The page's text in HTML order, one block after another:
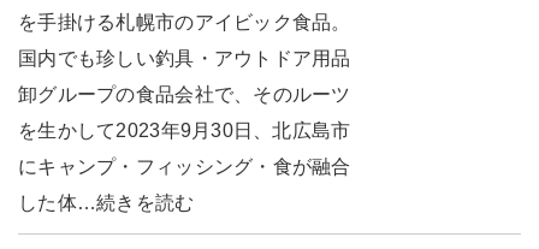
を手掛ける札幌市のアイビック食品。
国内でも珍しい釣具・アウトドア用品
卸グループの食品会社で、そのルーツ
を生かして2023年9月30日、北広島市
にキャンプ・フィッシング・食が融合
した体…続きを読む